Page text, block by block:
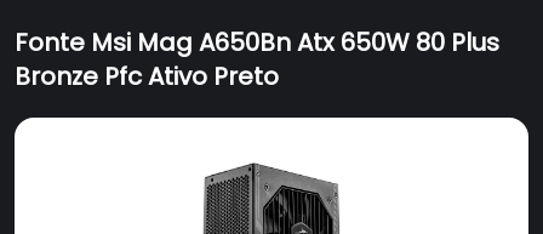
Fonte Msi Mag A650Bn Atx 650W 80 Plus
Bronze Pfc Ativo Preto